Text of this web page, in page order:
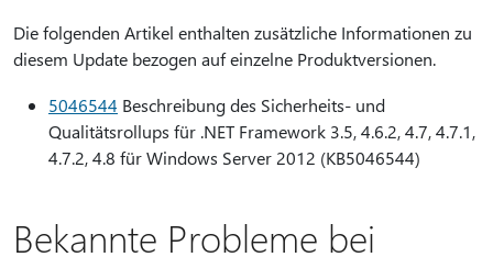
Die folgenden Artikel enthalten zusätzliche Informationen zu
diesem Update bezogen auf einzelne Produktversionen.
5046544 Beschreibung des Sicherheits- und
Qualitätsrollups für .NET Framework 3.5, 4.6.2, 4.7, 4.7.1,
4.7.2, 4.8 für Windows Server 2012 (KB5046544)
Bekannte Probleme bei